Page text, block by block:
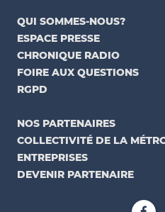
QUI SOMMES-NOUS?
ESPACE PRESSE
CHRONIQUE RADIO
FOIRE AUX QUESTIONS
RGPD
NOS PARTENAIRES
COLLECTIVITÉ DE LA
ENTREPRISES
DEVENIR PARTENAIRE